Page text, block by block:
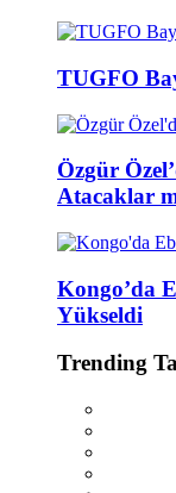
TUGFO
Özgür
Atacaklar
Kongo’da
Yükseldi
Trending